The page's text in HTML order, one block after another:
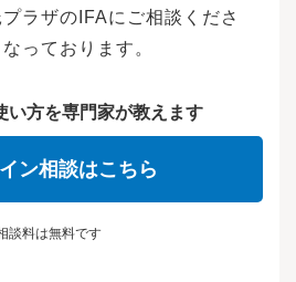
ラザのIFAにご相談くださ
っております。
い方を専門家が教えます
ン相談はこちら
談料は無料です